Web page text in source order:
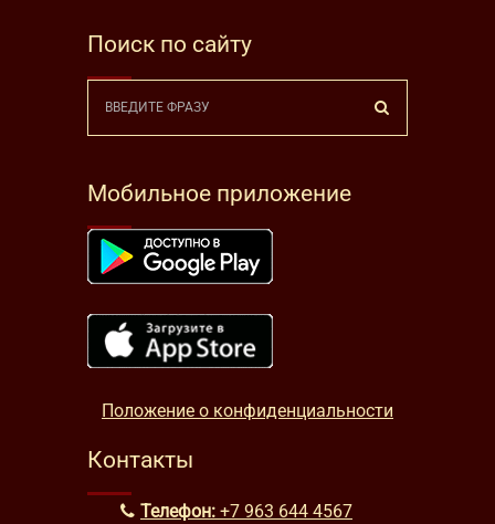
Поиск по сайту
Мобильное приложение
Положение о конфиденциальности
Контакты
Телефон: +7 963 644 4567